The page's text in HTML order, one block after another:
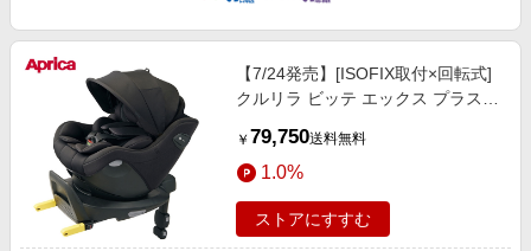
【7/24発売】[ISOFIX取付×回転式]
クルリラ ビッテ エックス プラス
チャイルドシート ベビーカー・チ
ャイルドシート・抱っこ紐 チャイ
ルドシート・カー用品
￥ 79,750送料無料
1.0%
ストアにすすむ